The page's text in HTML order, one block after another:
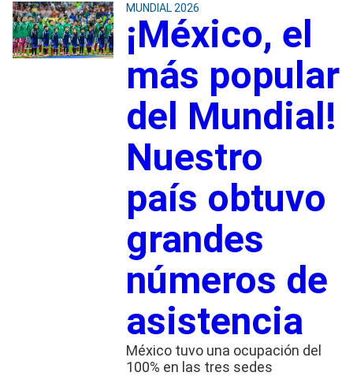
MUNDIAL 2026
¡México, el
más popular
del Mundial!
Nuestro
país obtuvo
grandes
números de
asistencia
México tuvo una ocupación del
100% en las tres sedes